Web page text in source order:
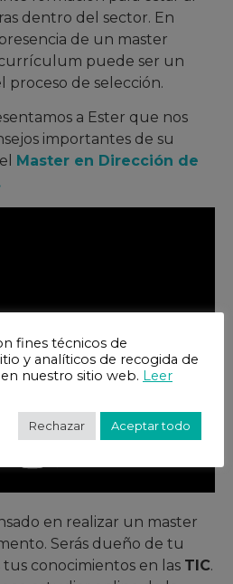
dentro del sector. En
de un master
puede ser un
proceso de selección.
a Ester que nos
importantes de su
Master en Dirección de
en realizar un master
Serás dueño de tu
conocimientos en las TIC.
fines técnicos de
y analíticos de recogida de
nuestro sitio web. Leer
Rechazar Aceptar todo